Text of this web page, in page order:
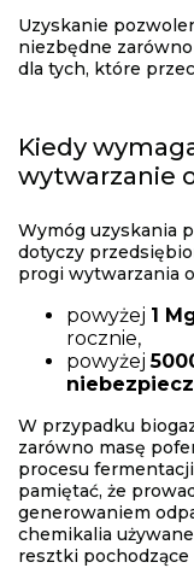
Uzyskanie
niezbędne
dla tych, które
Kiedy
wytwarzanie
Wymóg uzyskania
dotyczy
progi wytwarzania
powyżej 1
rocznie,
powyżej
W przypadku
zarówno masę
procesu
pamiętać, że
generowaniem
chemikalia
resztki pochodzące